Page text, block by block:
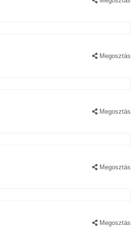
Megosztás
Megosztás
Megosztás
Megosztás